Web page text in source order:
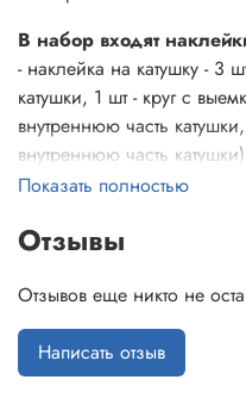
В набор входят
- наклейка на катушку - 3
катушки, 1 шт - круг с
внутреннюю часть
внутреннюю часть
- наклейка на процессор -
длинный блок, 1 шт на
Показать полностью
Отзывы
Отзывов еще никто не
Написать отзыв